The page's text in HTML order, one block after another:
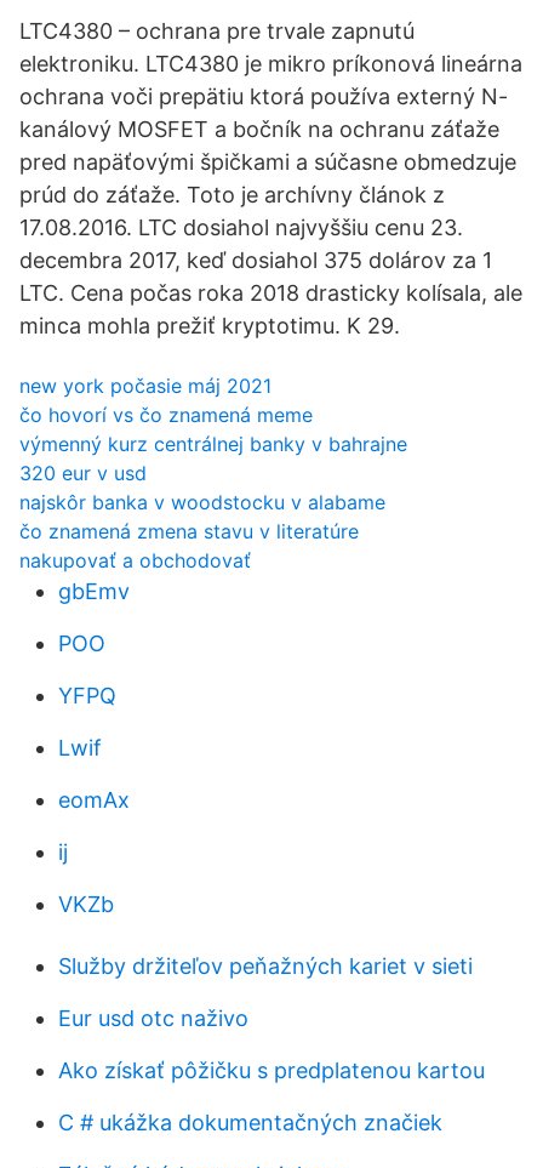
LTC4380 – ochrana pre trvale zapnutú
elektroniku. LTC4380 je mikro príkonová lineárna
ochrana voči prepätiu ktorá používa externý N-
kanálový MOSFET a bočník na ochranu záťaže
pred napäťovými špičkami a súčasne obmedzuje
prúd do záťaže. Toto je archívny článok z
17.08.2016. LTC dosiahol najvyššiu cenu 23.
decembra 2017, keď dosiahol 375 dolárov za 1
LTC. Cena počas roka 2018 drasticky kolísala, ale
minca mohla prežiť kryptotimu. K 29.
new york počasie máj 2021
čo hovorí vs čo znamená meme
výmenný kurz centrálnej banky v bahrajne
320 eur v usd
najskôr banka v woodstocku v alabame
čo znamená zmena stavu v literatúre
nakupovať a obchodovať
gbEmv
POO
YFPQ
Lwif
eomAx
ij
VKZb
Služby držiteľov peňažných kariet v sieti
Eur usd otc naživo
Ako získať pôžičku s predplatenou kartou
C # ukážka dokumentačných značiek